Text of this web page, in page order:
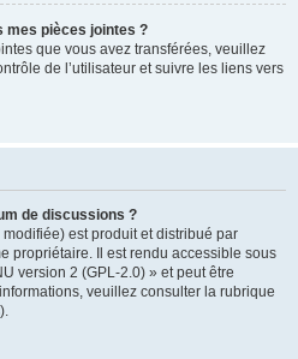
mes pièces jointes ?
que vous avez transférées, veuillez
de l’utilisateur et suivre les liens vers
de discussions ?
est produit et distribué par
propriétaire. Il est rendu accessible sous
version 2 (GPL-2.0) » et peut être
veuillez consulter la rubrique